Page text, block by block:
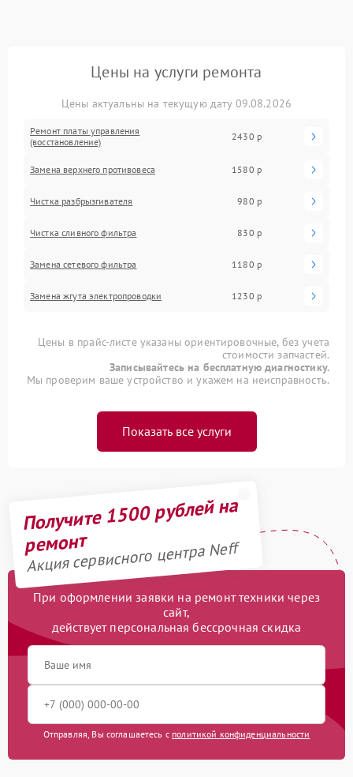
Цены на услуги ремонта
Цены актуальны на текущую дату 09.08.2026
Ремонт платы управления
(восстановление)
2430 р
Замена верхнего противовеса 1580 р
Чистка разбрызгивателя 980 р
Чистка сливного фильтра 830 р
Замена сетевого фильтра 1180 р
Замена жгута электропроводки 1230 р
Цены в прайс-листе указаны ориентировочные, без учета
стоимости запчастей.
Записывайтесь на бесплатную диагностику.
Мы проверим ваше устройство и укажем на неисправность.
Показать все услуги
Получите 1500 рублей на
ремонт
Акция сервисного центра Neff
При оформлении заявки на ремонт техники через
сайт,
действует персональная бессрочная скидка
Отправляя, Вы соглашаетесь с политикой конфиденциальности